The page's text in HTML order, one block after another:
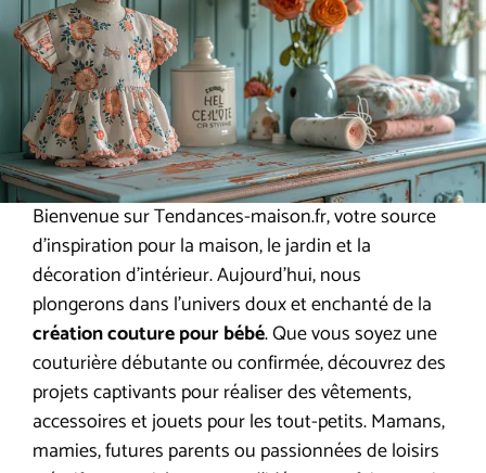
Bienvenue sur Tendances-maison.fr, votre source
d’inspiration pour la maison, le jardin et la
décoration d’intérieur. Aujourd’hui, nous
plongerons dans l’univers doux et enchanté de la
création couture pour bébé. Que vous soyez une
couturière débutante ou confirmée, découvrez des
projets captivants pour réaliser des vêtements,
accessoires et jouets pour les tout-petits. Mamans,
mamies, futures parents ou passionnées de loisirs